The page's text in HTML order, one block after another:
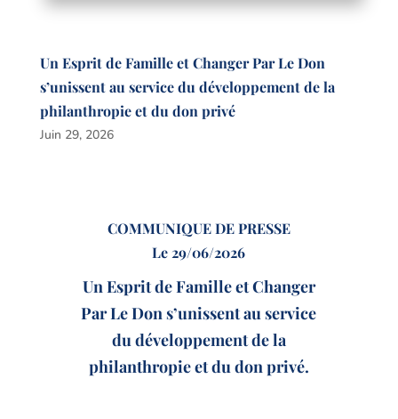
Un Esprit de Famille et Changer Par Le Don
s’unissent au service du développement de la
philanthropie et du don privé
Juin 29, 2026
COMMUNIQUE DE PRESSE
Le 29/06/2026
Un Esprit de Famille et Changer
Par Le Don s’unissent au service
du développement de la
philanthropie et du don privé.